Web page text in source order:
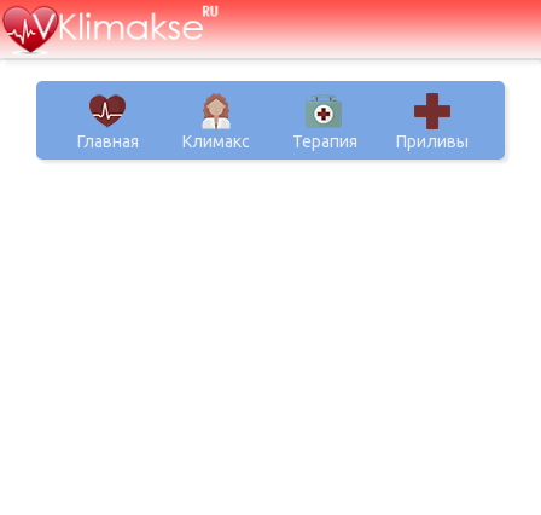
Главная Климакс Терапия Приливы